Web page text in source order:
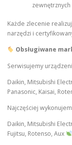
zewnętrznych
Każde zlecenie
narzędzi i
Obsługiwane
Serwisujemy
Daikin, Mitsubishi
Panasonic, Kaisai,
Najczęściej
Daikin, Mitsubishi
Fujitsu, Rotenso, Aux